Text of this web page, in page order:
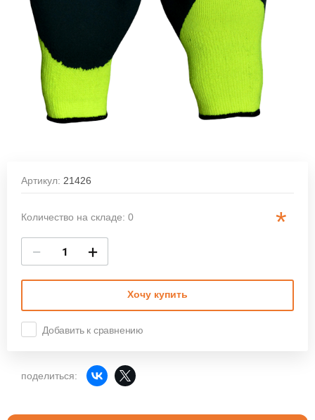
Артикул: 21426
Количество на складе: 0 *
− +
Хочу купить
Добавить к сравнению
поделиться: